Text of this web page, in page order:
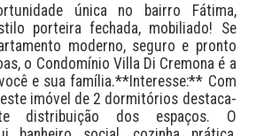
única no bairro Fátima,
porteira fechada, mobiliado! Se
moderno, seguro e pronto
o Condomínio Villa Di Cremona é a
e sua família.**Interesse:** Com
imóvel de 2 dormitórios destaca-
distribuição dos espaços. O